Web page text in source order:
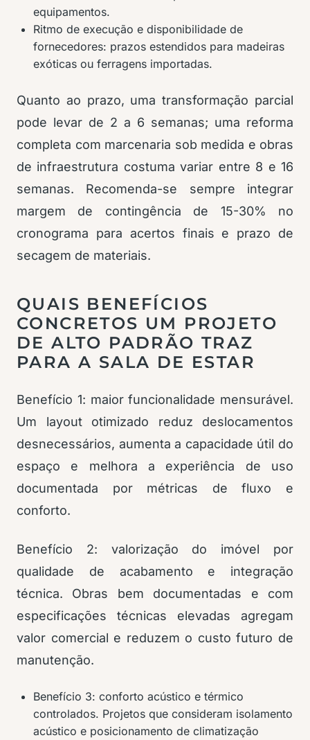
equipamentos.
Ritmo de execução e disponibilidade de
fornecedores: prazos estendidos para madeiras
exóticas ou ferragens importadas.
Quanto ao prazo, uma transformação parcial
pode levar de 2 a 6 semanas; uma reforma
completa com marcenaria sob medida e obras
de infraestrutura costuma variar entre 8 e 16
semanas. Recomenda-se sempre integrar
margem de contingência de 15-30% no
cronograma para acertos finais e prazo de
secagem de materiais.
QUAIS BENEFÍCIOS
CONCRETOS UM PROJETO
DE ALTO PADRÃO TRAZ
PARA A SALA DE ESTAR
Benefício 1: maior funcionalidade mensurável.
Um layout otimizado reduz deslocamentos
desnecessários, aumenta a capacidade útil do
espaço e melhora a experiência de uso
documentada por métricas de fluxo e
conforto.
Benefício 2: valorização do imóvel por
qualidade de acabamento e integração
técnica. Obras bem documentadas e com
especificações técnicas elevadas agregam
valor comercial e reduzem o custo futuro de
manutenção.
Benefício 3: conforto acústico e térmico
controlados. Projetos que consideram isolamento
acústico e posicionamento de climatização